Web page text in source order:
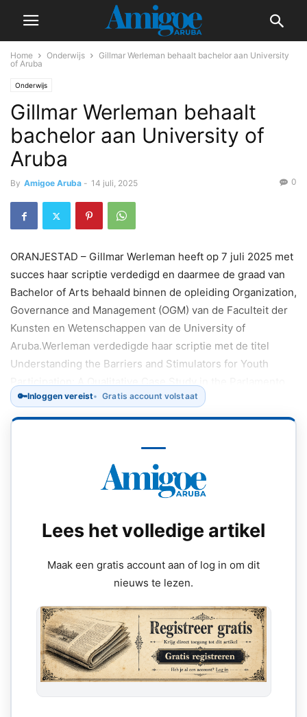
Home Onderwijs
Gillmar Werleman behaalt bachelor aan University
of Aruba
Onderwijs
Gillmar Werleman behaalt
bachelor aan University of
Aruba
By Amigoe Aruba - 14 juli, 2025 0
ORANJESTAD – Gillmar Werleman heeft op 7 juli 2025 met
succes haar scriptie verdedigd en daarmee de graad van
Bachelor of Arts behaald binnen de opleiding Organization,
Governance and Management (OGM) van de Faculteit der
Kunsten en Wetenschappen van de University of
Aruba.Werleman verdedigde haar scriptie met de titel
Understanding the Barriers and Stimulators for Youth
Hubenil Aruba voor een afstudeercommissie bestaande uit
Thais Franken MSc, Luciano Miljrad L.L.M.
🔑Inloggen vereist Gratis account volstaat
Lees het volledige artikel
Maak een gratis account aan of log in om dit
nieuws te lezen.